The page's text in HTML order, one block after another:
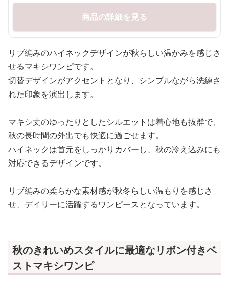
商品の詳細を見る
リブ編みのハイネックデザインが秋らしい温かみを感じさ
せるマキシワンピです。
切替デザインがアクセントとなり、シンプルながら洗練さ
れた印象を演出します。
マキシ丈のゆったりとしたシルエットは着心地も抜群で、
秋の長時間の外出でも快適に過ごせます。
ハイネックは首元をしっかりカバーし、秋の冷え込みにも
対応できるデザインです。
リブ編みの柔らかな素材感が秋冬らしい温もりを感じさ
せ、デイリーに活躍するワンピースとなっています。
秋のきれいめスタイルに最適なリボン付きベ
ストマキシワンピ